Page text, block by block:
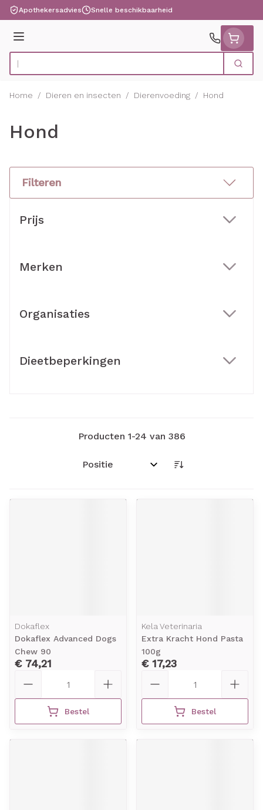
Ga naar de inhoud
Apothekersadvies Snelle beschikbaarheid
Menu
Product, merk, categorie... Zoek
Home / Dieren en insecten / Dierenvoeding / Hond
Hond
Filteren
Prijs
Merken
Organisaties
Dieetbeperkingen
Producten 1-24 van 386
Sorteer op:
Dokaflex
Dokaflex Advanced Dogs
Chew 90
€ 74,21
Bestel
Kela Veterinaria
Extra Kracht Hond Pasta
100g
€ 17,23
Bestel